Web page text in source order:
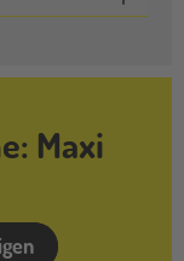
Maxi